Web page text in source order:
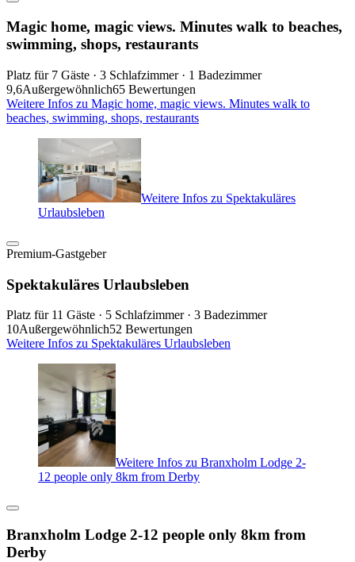
Magic home, magic views. Minutes walk to beaches,
swimming, shops, restaurants
Platz für 7 Gäste · 3 Schlafzimmer · 1 Badezimmer
9,6Außergewöhnlich65 Bewertungen
Weitere Infos zu Magic home, magic views. Minutes walk to
beaches, swimming, shops, restaurants
Weitere Infos zu Spektakuläres
Urlaubsleben
Premium-Gastgeber
Spektakuläres Urlaubsleben
Platz für 11 Gäste · 5 Schlafzimmer · 3 Badezimmer
10Außergewöhnlich52 Bewertungen
Weitere Infos zu Spektakuläres Urlaubsleben
Weitere Infos zu Branxholm Lodge 2-
12 people only 8km from Derby
Branxholm Lodge 2-12 people only 8km from
Derby